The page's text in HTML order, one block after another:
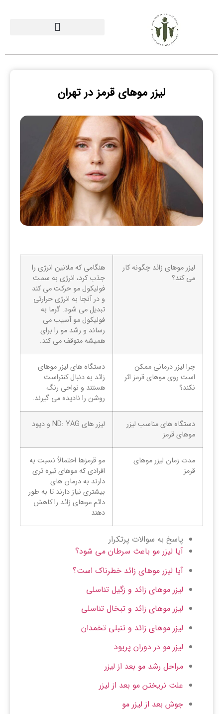
لیزر موهای قرمز در تهران
لیزر موهای زائد چگونه کار
می کند؟
هنگامی که ملانین انرژی را
جذب کرد، انرژی به سمت
فولیکول مو حرکت می کند
و در آنجا به انرژی حرارتی
تبدیل می شود. گرما به
فولیکول مو آسیب می
رساند و رشد مو را برای
همیشه متوقف می کند.
چرا لیزر درمانی ممکن
است روی موهای قرمز اثر
نکند؟
دستگاه های لیزر موهای
زائد به دنبال کنتراست
هستند و نواحی رنگ
روشن را نادیده می گیرند.
دستگاه های مناسب لیزر
موهای قرمز
لیزر های ND: YAG و دیود
مدت زمان لیزر موهای
قرمز
مو قرمزها احتمالاً نسبت به
افرادی که موهای تیره تری
دارند به درمان های
بیشتری نیاز دارند تا به طور
دائم موهای زائد را کاهش
دهند
پاسخ به سوالات پرتکرار
آیا لیزر مو باعث سرطان می شود؟
آیا لیزر موهای زائد خطرناک است؟
لیزر موهای زائد و زگیل تناسلی
لیزر موهای زائد و تبخال تناسلی
لیزر موهای زائد و تنبلی تخمدان
لیزر مو در دوران پریود
مراحل رشد مو بعد از لیزر
علت نریختن مو بعد از لیزر
جوش بعد از لیزر مو